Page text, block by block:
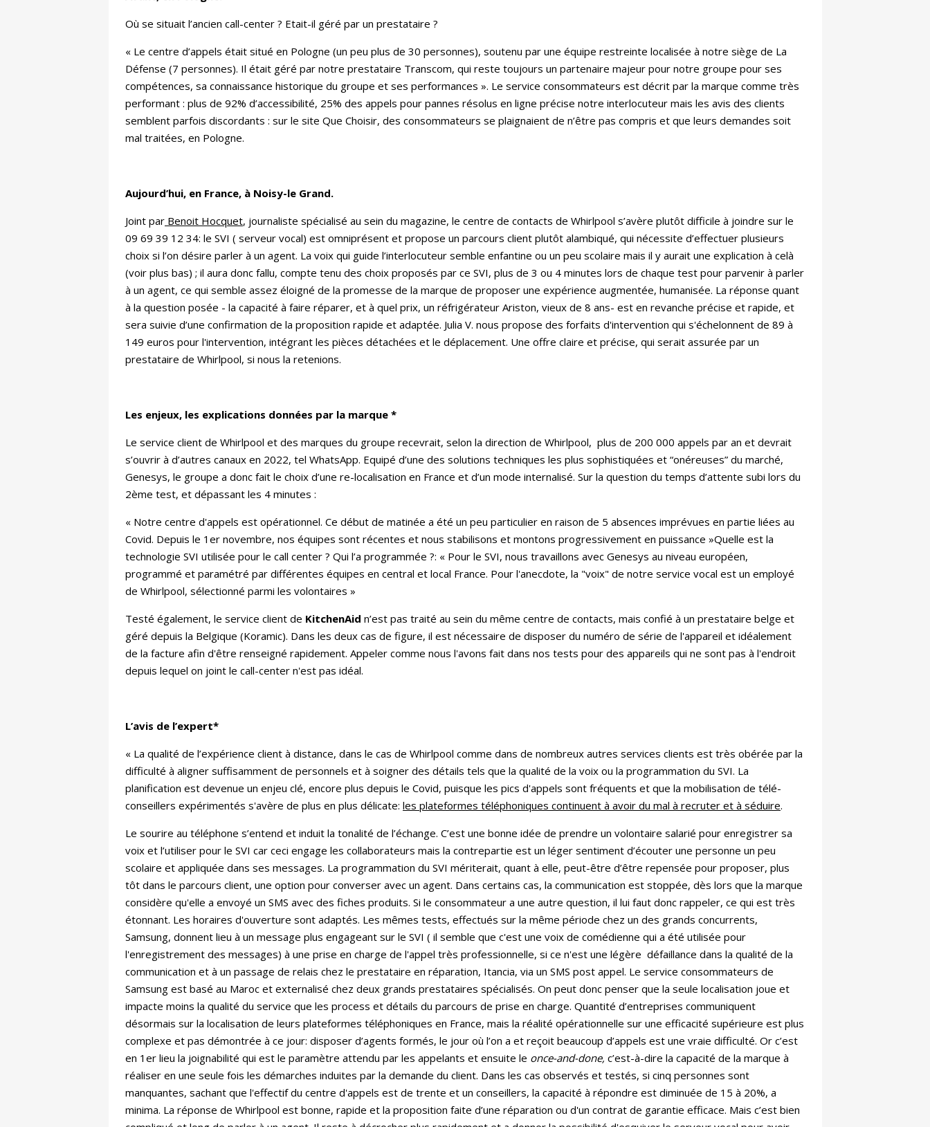
Où se situait l’ancien call-center ? Etait-il géré par un prestataire ?
« Le centre d’appels était situé en Pologne (un peu plus de 30 personnes), soutenu par une équipe restreinte localisée à notre siège de La
Défense (7 personnes). Il était géré par notre prestataire Transcom, qui reste toujours un partenaire majeur pour notre groupe pour ses
compétences, sa connaissance historique du groupe et ses performances ». Le service consommateurs est décrit par la marque comme très
performant : plus de 92% d’accessibilité, 25% des appels pour pannes résolus en ligne précise notre interlocuteur mais les avis des clients
semblent parfois discordants : sur le site Que Choisir, des consommateurs se plaignaient de n’être pas compris et que leurs demandes soit
mal traitées, en Pologne.
Aujourd’hui, en France, à Noisy-le Grand.
Joint par Benoit Hocquet, journaliste spécialisé au sein du magazine, le centre de contacts de Whirlpool s’avère plutôt difficile à joindre sur le
09 69 39 12 34: le SVI ( serveur vocal) est omniprésent et propose un parcours client plutôt alambiqué, qui nécessite d’effectuer plusieurs
choix si l’on désire parler à un agent. La voix qui guide l’interlocuteur semble enfantine ou un peu scolaire mais il y aurait une explication à celà
(voir plus bas) ; il aura donc fallu, compte tenu des choix proposés par ce SVI, plus de 3 ou 4 minutes lors de chaque test pour parvenir à parler
à un agent, ce qui semble assez éloigné de la promesse de la marque de proposer une expérience augmentée, humanisée. La réponse quant
à la question posée - la capacité à faire réparer, et à quel prix, un réfrigérateur Ariston, vieux de 8 ans- est en revanche précise et rapide, et
sera suivie d’une confirmation de la proposition rapide et adaptée. Julia V. nous propose des forfaits d'intervention qui s'échelonnent de 89 à
149 euros pour l'intervention, intégrant les pièces détachées et le déplacement. Une offre claire et précise, qui serait assurée par un
prestataire de Whirlpool, si nous la retenions.
Les enjeux, les explications données par la marque *
Le service client de Whirlpool et des marques du groupe recevrait, selon la direction de Whirlpool, plus de 200 000 appels par an et devrait
s’ouvrir à d’autres canaux en 2022, tel WhatsApp. Equipé d’une des solutions techniques les plus sophistiquées et “onéreuses” du marché,
Genesys, le groupe a donc fait le choix d’une re-localisation en France et d’un mode internalisé. Sur la question du temps d’attente subi lors du
2ème test, et dépassant les 4 minutes :
« Notre centre d'appels est opérationnel. Ce début de matinée a été un peu particulier en raison de 5 absences imprévues en partie liées au
Covid. Depuis le 1er novembre, nos équipes sont récentes et nous stabilisons et montons progressivement en puissance »Quelle est la
technologie SVI utilisée pour le call center ? Qui l’a programmée ?: « Pour le SVI, nous travaillons avec Genesys au niveau européen,
programmé et paramétré par différentes équipes en central et local France. Pour l'anecdote, la "voix" de notre service vocal est un employé
de Whirlpool, sélectionné parmi les volontaires »
Testé également, le service client de KitchenAid n’est pas traité au sein du même centre de contacts, mais confié à un prestataire belge et
géré depuis la Belgique (Koramic). Dans les deux cas de figure, il est nécessaire de disposer du numéro de série de l'appareil et idéalement
de la facture afin d'être renseigné rapidement. Appeler comme nous l'avons fait dans nos tests pour des appareils qui ne sont pas à l'endroit
depuis lequel on joint le call-center n'est pas idéal.
L’avis de l’expert*
« La qualité de l’expérience client à distance, dans le cas de Whirlpool comme dans de nombreux autres services clients est très obérée par la
difficulté à aligner suffisamment de personnels et à soigner des détails tels que la qualité de la voix ou la programmation du SVI. La
planification est devenue un enjeu clé, encore plus depuis le Covid, puisque les pics d'appels sont fréquents et que la mobilisation de télé-
conseillers expérimentés s'avère de plus en plus délicate: les plateformes téléphoniques continuent à avoir du mal à recruter et à séduire.
Le sourire au téléphone s’entend et induit la tonalité de l’échange. C’est une bonne idée de prendre un volontaire salarié pour enregistrer sa
voix et l’utiliser pour le SVI car ceci engage les collaborateurs mais la contrepartie est un léger sentiment d’écouter une personne un peu
scolaire et appliquée dans ses messages. La programmation du SVI mériterait, quant à elle, peut-être d’être repensée pour proposer, plus
tôt dans le parcours client, une option pour converser avec un agent. Dans certains cas, la communication est stoppée, dès lors que la marque
considère qu'elle a envoyé un SMS avec des fiches produits. Si le consommateur a une autre question, il lui faut donc rappeler, ce qui est très
étonnant. Les horaires d'ouverture sont adaptés. Les mêmes tests, effectués sur la même période chez un des grands concurrents,
Samsung, donnent lieu à un message plus engageant sur le SVI ( il semble que c'est une voix de comédienne qui a été utilisée pour
l'enregistrement des messages) à une prise en charge de l'appel très professionnelle, si ce n'est une légère défaillance dans la qualité de la
communication et à un passage de relais chez le prestataire en réparation, Itancia, via un SMS post appel. Le service consommateurs de
Samsung est basé au Maroc et externalisé chez deux grands prestataires spécialisés. On peut donc penser que la seule localisation joue et
impacte moins la qualité du service que les process et détails du parcours de prise en charge. Quantité d’entreprises communiquent
désormais sur la localisation de leurs plateformes téléphoniques en France, mais la réalité opérationnelle sur une efficacité supérieure est plus
complexe et pas démontrée à ce jour: disposer d’agents formés, le jour où l’on a et reçoit beaucoup d’appels est une vraie difficulté. Or c’est
en 1er lieu la joignabilité qui est le paramètre attendu par les appelants et ensuite le once-and-done, c’est-à-dire la capacité de la marque à
réaliser en une seule fois les démarches induites par la demande du client. Dans les cas observés et testés, si cinq personnes sont
manquantes, sachant que l'effectif du centre d'appels est de trente et un conseillers, la capacité à répondre est diminuée de 15 à 20%, a
minima. La réponse de Whirlpool est bonne, rapide et la proposition faite d’une réparation ou d'un contrat de garantie efficace. Mais c’est bien